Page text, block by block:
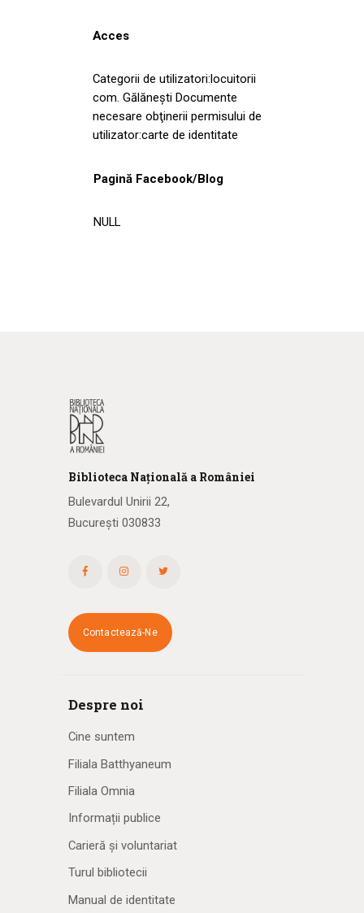
Acces
Categorii de utilizatori:locuitorii
com. Gălăneşti Documente
necesare obţinerii permisului de
utilizator:carte de identitate
Pagină Facebook/Blog
NULL
Biblioteca Națională a României
Bulevardul Unirii 22,
București 030833
Contactează-Ne
Despre noi
Cine suntem
Filiala Batthyaneum
Filiala Omnia
Informații publice
Carieră și voluntariat
Turul bibliotecii
Manual de identitate